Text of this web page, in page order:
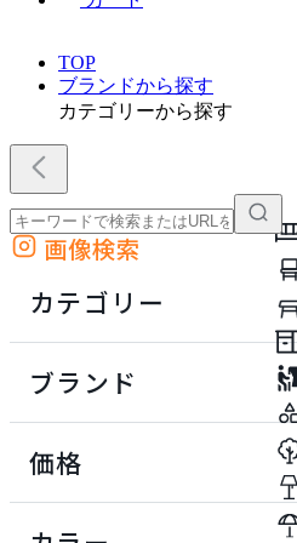
TOP
ブランドから探す
カテゴリーから探す
外部サイトの商品をカートに追加
他のサイトで見つけた商品ページのURLを貼り付けて
画像検索
カテゴリー
ブランド
価格